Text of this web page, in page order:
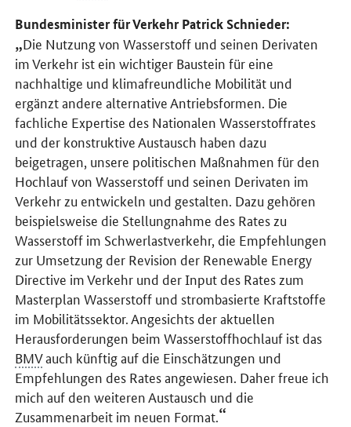
Bundesminister für Verkehr Patrick Schnieder:
Die Nutzung von Wasserstoff und seinen Derivaten
im Verkehr ist ein wichtiger Baustein für eine
nachhaltige und klimafreundliche Mobilität und
ergänzt andere alternative Antriebsformen. Die
fachliche Expertise des Nationalen Wasserstoffrates
und der konstruktive Austausch haben dazu
beigetragen, unsere politischen Maßnahmen für den
Hochlauf von Wasserstoff und seinen Derivaten im
Verkehr zu entwickeln und gestalten. Dazu gehören
beispielsweise die Stellungnahme des Rates zu
Wasserstoff im Schwerlastverkehr, die Empfehlungen
zur Umsetzung der Revision der Renewable Energy
Directive im Verkehr und derInput des Rates zum
Masterplan Wasserstoff und strombasierte Kraftstoffe
im Mobilitätssektor. Angesichts der aktuellen
Herausforderungen beim Wasserstoffhochlauf ist das
BMVauch künftig auf die Einschätzungen und
Empfehlungen des Rates angewiesen. Daher freue ich
mich auf den weiteren Austausch und die
Zusammenarbeit im neuen Format.